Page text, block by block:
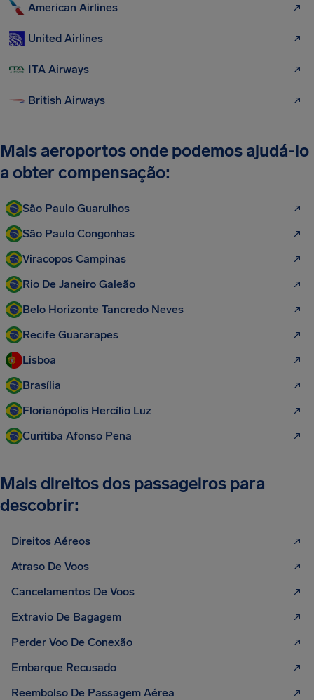
American Airlines
United Airlines
ITA Airways
British Airways
Mais aeroportos onde podemos ajudá-lo
a obter compensação:
São Paulo Guarulhos
São Paulo Congonhas
Viracopos Campinas
Rio De Janeiro Galeão
Belo Horizonte Tancredo Neves
Recife Guararapes
Lisboa
Brasília
Florianópolis Hercílio Luz
Curitiba Afonso Pena
Mais direitos dos passageiros para
descobrir:
Direitos Aéreos
Atraso De Voos
Cancelamentos De Voos
Extravio De Bagagem
Perder Voo De Conexão
Embarque Recusado
Reembolso De Passagem Aérea